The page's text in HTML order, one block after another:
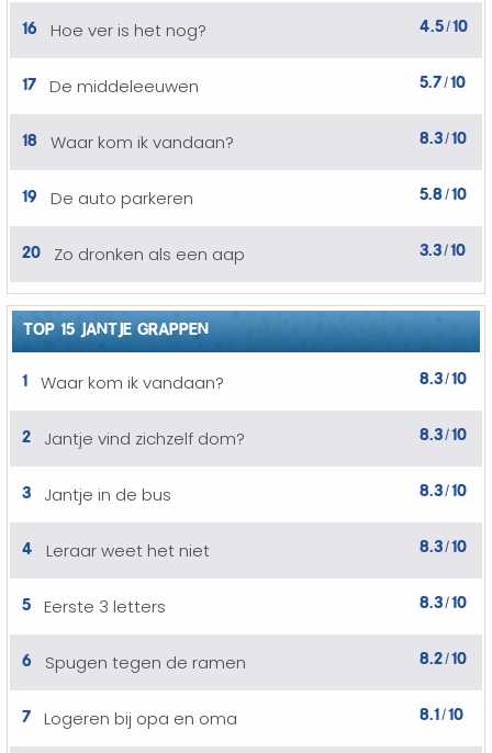
16 Hoe ver is het nog? 4.5/10
17 De middeleeuwen 5.7/10
18 Waar kom ik vandaan? 8.3/10
19 De auto parkeren 5.8/10
20 Zo dronken als een aap 3.3/10
TOP 15 JANTJE GRAPPEN
1 Waar kom ik vandaan? 8.3/10
2 Jantje vind zichzelf dom? 8.3/10
3 Jantje in de bus 8.3/10
4 Leraar weet het niet 8.3/10
5 Eerste 3 letters 8.3/10
6 Spugen tegen de ramen 8.2/10
7 Logeren bij opa en oma 8.1/10